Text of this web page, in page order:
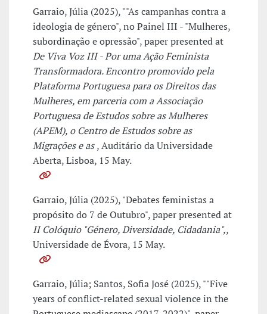
Garraio, Júlia (2025), ""As campanhas contra a
ideologia de género", no Painel III - "Mulheres,
subordinação e opressão", paper presented at
De Viva Voz III - Por uma Ação Feminista
Transformadora. Encontro promovido pela
Plataforma Portuguesa para os Direitos das
Mulheres, em parceria com a Associação
Portuguesa de Estudos sobre as Mulheres
(APEM), o Centro de Estudos sobre as
Migrações e as, Auditário da Universidade
Aberta, Lisboa, 15 May.
Garraio, Júlia (2025), "Debates feministas a
propósito do 7 de Outubro", paper presented at
II Colóquio "Género, Diversidade, Cidadania",,
Universidade de Évora, 15 May.
Garraio, Júlia; Santos, Sofia José (2025), ""Five
years of conflict-related sexual violence in the